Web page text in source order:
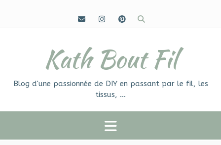
content
Kath Bout Fil
Blog d'une passionnée de DIY en passant par le fil, les
tissus, …